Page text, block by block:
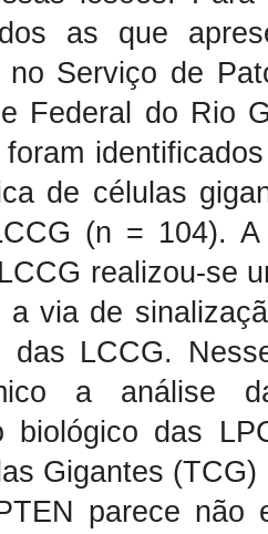
as que
no Serviço de
Federal do Rio
de células
(n = 104).
realizou-se
a via de
das LCCG.
a análise
biológico das
Gigantes
parece não